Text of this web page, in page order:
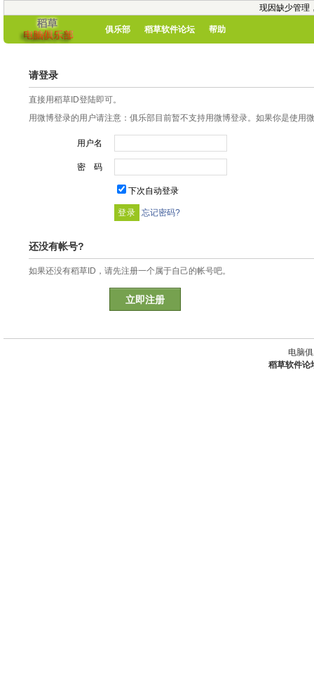
现因缺少管理
俱乐部 稻草软件论坛 帮助
请登录
直接用稻草ID登陆即可。
用微博登录的用户请注意：俱乐部目前暂不支持用微博登录。如果你是使用
用户名
密 码
下次自动登录
忘记密码?
还没有帐号?
如果还没有稻草ID，请先注册一个属于自己的帐号吧。
立即注册
电脑
稻草软件论